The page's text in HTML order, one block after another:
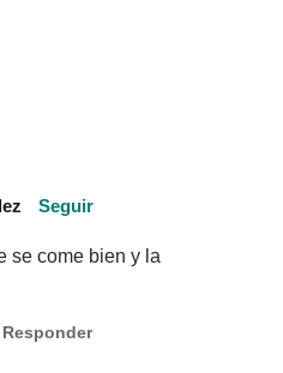
Seguir
se come bien y la
Responder